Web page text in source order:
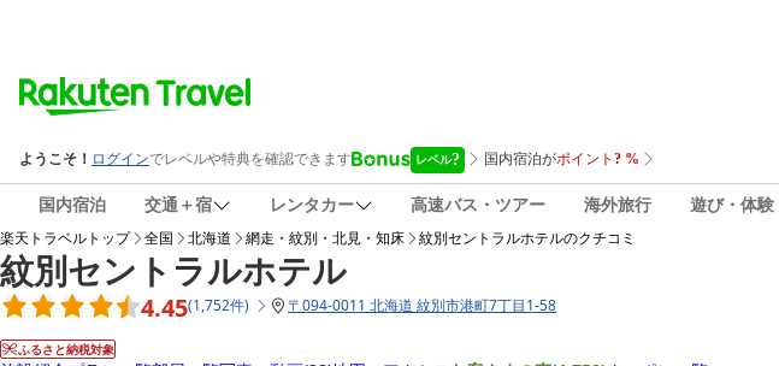
国内宿泊 交通＋宿 レンタカー 高速バス・ツアー 海外旅行 遊び・体験
楽天トラベルトップ 全国 北海道 網走・紋別・北見・知床 紋別セントラルホテルのクチコミ
紋別セントラルホテル
4.45(1,752件) 〒094-0011 北海道 紋別市港町7丁目1-58
ふるさと納税対象